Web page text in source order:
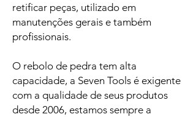
retificar peças, utilizado em
manutenções gerais e também
profissionais.
O rebolo de pedra tem alta
capacidade, a Seven Tools é exigente
com a qualidade de seus produtos
desde 2006, estamos sempre a